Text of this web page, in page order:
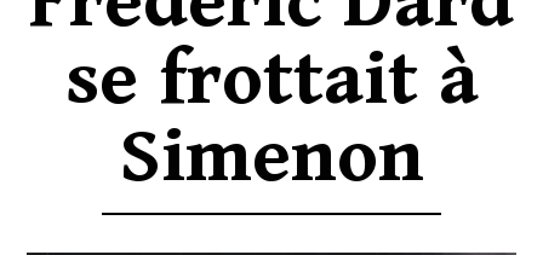
se frottait à
Simenon